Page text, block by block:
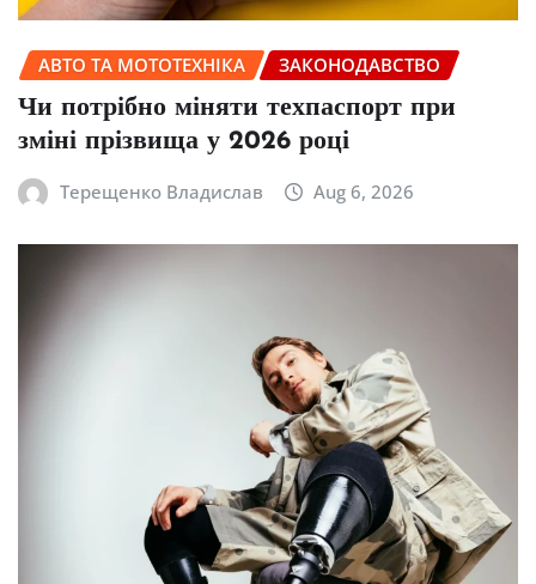
АВТО ТА МОТОТЕХНІКА ЗАКОНОДАВСТВО
Чи потрібно міняти техпаспорт при
зміні прізвища у 2026 році
Терещенко Владислав Aug 6, 2026